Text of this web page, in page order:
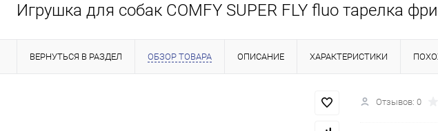
Игрушка для собак COMFY SUPER FLY fluo тарелка
ВЕРНУТЬСЯ В РАЗДЕЛ ОБЗОР ТОВАРА ОПИСАНИЕ ХАРАКТЕРИСТИКИ
Отзывов: 0